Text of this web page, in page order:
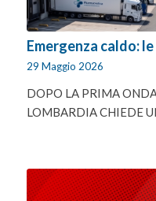
Emergenza caldo:
29 Maggio 2026
DOPO LA PRIMA
LOMBARDIA CHIEDE